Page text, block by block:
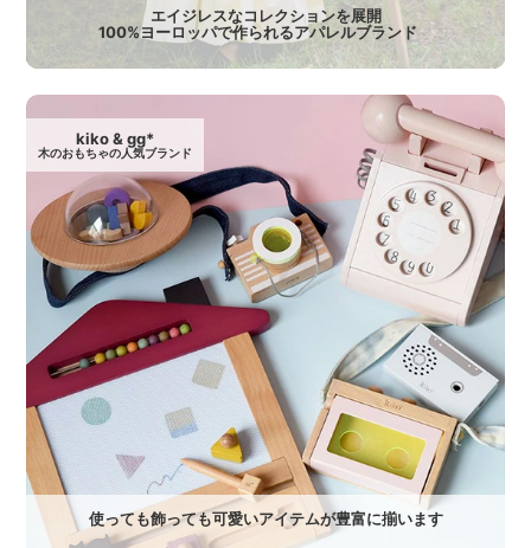
エイジレスなコレクションを展開
100%ヨーロッパで作られるアパレルブランド
kiko & gg*
木のおもちゃの人気ブランド
使っても飾っても可愛いアイテムが豊富に揃います